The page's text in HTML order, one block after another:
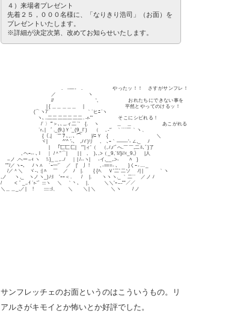
４）来場者プレゼント
先着２５，０００名様に、「なりきり浩司」（お面）を
プレゼントいたします。
※詳細が決定次第、改めてお知らせいたします。
. -―- . やったッ！！ さすがサンフレ！
／ ヽ
// ‘, おれたちにできない事を
| { ＿＿＿＿＿ | 平然とやってのけるッ！
(⌒ヽ7´ ｀`ヒﾆ¨ヽ
ヽ､..二二二二二二二. -r‐”′ そこにシビれる！
/´ 〉'”＞､､,,.ィ二¨’ {. ヽ ＿ ＿ あこがれるｩ！
`r､| ﾞ._(9,)Ｙ´_(9_l′ ) （ , -‘′ ｀¨¨´￣｀ヽ、
{（,| `”’７､,. ､ ⌒ |/ﾆＹ { ＼
ヾ| ^’^ ′-､ ,ﾉr’)リ ,ゝ､ｰ｀――-‘- ∠,_ ﾉ
| ｢匸匸匚| '”|ィ’（ （,ﾉ,r’ﾞへ.￣￣,二ﾆ､ﾞ}了
, ヘｰ‐- ､ l ｜ /＾”⌒| | | ,ゝ )､,>（_9,`!i!}i!ｨ_9,） |人
-‐ノ .ヘー‐-ｨ ヽ !‐}_＿,..ﾉ ｜| /-‐ヽ| -イ,__,.>‐ ﾊ }
””/／ヽｰ､ ﾉヽ∧ `ｰ一’´ ／ |′ 丿! , -===- ､ }くｰ- …_
/／＾＼ ヾ-､ :| ﾊ ￣ ／ ﾉ |. { {ﾊ. Ｖ’二’二ソ ﾉ| | ｀ヽ
,ノ ヽ,_ ヽノヽ_)ﾉ:l ’ｰｰ＜. / |. ヽヽヽ._ ｀二¨´ ／ノ ﾉ
/ <＾_,.ｲ `r‐’ﾞ :::ヽ ＼ ｀丶､ |、 ＼＼’ｰ–‐””／／
＼＿＿_,／| ! ::::::l、 ＼ ＼| ＼ ＼ヽ / ノ
サンフレッチェのお面というのはこういうもの。リ
アルさがキモイとか怖いとか好評でした。